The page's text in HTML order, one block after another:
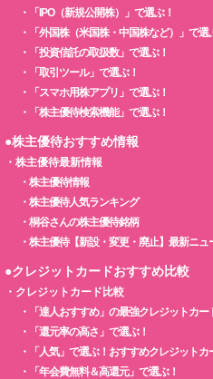
・
「IPO（新規公開株）」で選ぶ！
・
「外国株（米国株・中国株など）」で選
・
「投資信託の取扱数」で選ぶ！
・
「取引ツール」で選ぶ！
・
「スマホ用株アプリ」で選ぶ！
・
「株主優待検索機能」で選ぶ！
●株主優待おすすめ情報
・ 株主優待最新情報
・ 株主優待情報
・ 株主優待人気ランキング
・ 桐谷さんの株主優待銘柄
・ 株主優待【新設・変更・廃止】最新ニュ
●クレジットカードおすすめ比較
・ クレジットカード比較
・
「達人おすすめ」の最強クレジットカー
・
「還元率の高さ」で選ぶ！
・
「人気」で選ぶ！おすすめクレジットカ
・
「年会費無料＆高還元」で選ぶ！